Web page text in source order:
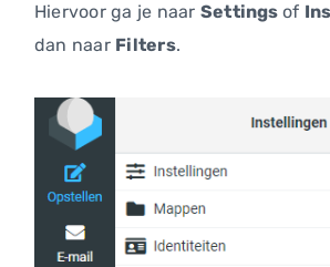
Hiervoor ga je naar Settings of
dan naar Filters.